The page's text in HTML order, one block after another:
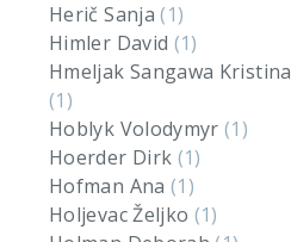
Herič Sanja(1)
Himler David (1)
Hmeljak Sangawa Kristina
(1)
Hoblyk Volodymyr(1)
Hoerder Dirk (1)
Hofman Ana (1)
Holjevac Željko (1)